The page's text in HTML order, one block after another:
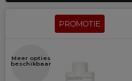
PROMOTIE
Meer opties
beschikbaar